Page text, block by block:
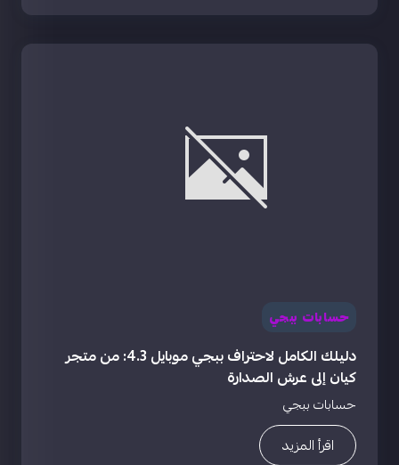
حسابات ببجي
دليلك الكامل لاحتراف ببجي موبايل 4.3: من متجر
كيان إلى عرش الصدارة
حسابات ببجي
اقرأ المزيد